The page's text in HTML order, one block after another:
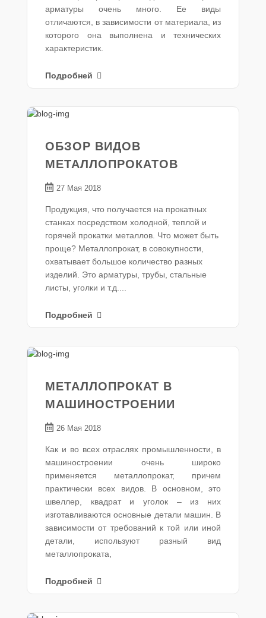
арматуры очень много. Ее виды
отличаются, в зависимости от материала, из
которого она выполнена и технических
характеристик.
Подробней
ОБЗОР ВИДОВ
МЕТАЛЛОПРОКАТОВ
27 Мая 2018
Продукция, что получается на прокатных
станках посредством холодной, теплой и
горячей прокатки металлов. Что может быть
проще? Металлопрокат, в совокупности,
охватывает большое количество разных
изделий. Это арматуры, трубы, стальные
листы, уголки и т.д....
Подробней
МЕТАЛЛОПРОКАТ В
МАШИНОСТРОЕНИИ
26 Мая 2018
Как и во всех отраслях промышленности, в
машиностроении очень широко
применяется металлопрокат, причем
практически всех видов. В основном, это
швеллер, квадрат и уголок – из них
изготавливаются основные детали машин. В
зависимости от требований к той или иной
детали, используют разный вид
металлопроката,
Подробней